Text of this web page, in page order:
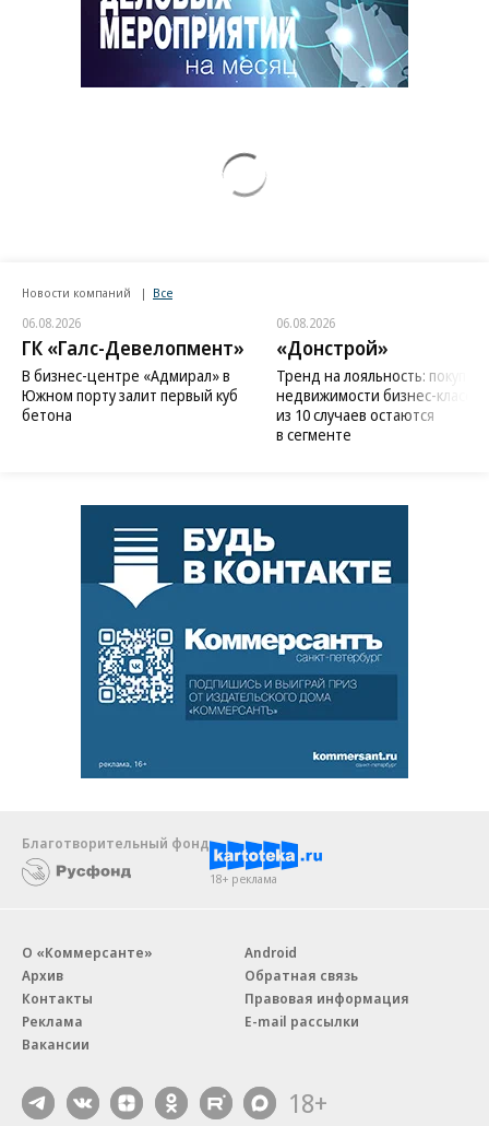
Новости компаний Все
06.08.2026
ГК «Галс-Девелопмент»
В бизнес-центре «Адмирал» в
Южном порту залит первый куб
бетона
06.08.2026
«Донстрой»
Тренд на лояльность:
недвижимости бизнес-класса
из 10 случаев остаются
в сегменте
Благотворительный фонд
18+ реклама
О «Коммерсанте»
Архив
Контакты
Реклама
Вакансии
Android
Обратная связь
Правовая информация
E-mail рассылки
18+